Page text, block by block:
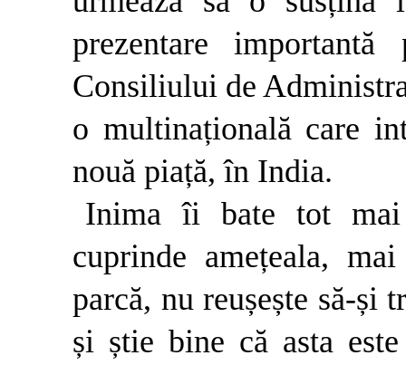
prezentare
Consiliului de
o multinațională care
nouă piață, în India.
Inima îi bate tot mai
cuprinde amețeala,
parcă, nu reușește să-și
și știe bine că asta